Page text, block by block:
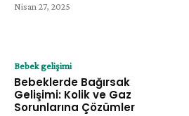
Nisan 27, 2025
Bebek gelişimi
Bebeklerde Bağırsak
Gelişimi: Kolik ve Gaz
Sorunlarına Çözümler